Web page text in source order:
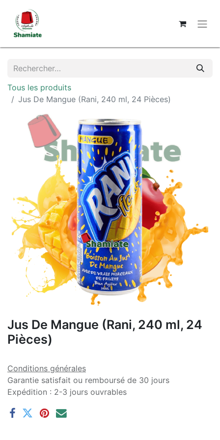
Tous les produits
Jus De Mangue (Rani, 240 ml, 24 Pièces)
Jus De Mangue (Rani, 240 ml, 24
Pièces)
Conditions générales
Garantie satisfait ou remboursé de 30 jours
Expédition : 2-3 jours ouvrables